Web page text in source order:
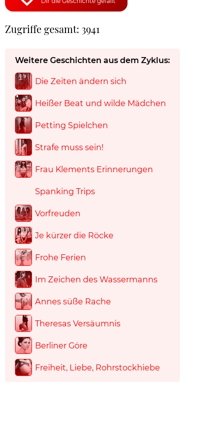
Zugriffe gesamt: 3941
Weitere Geschichten aus dem Zyklus:
Die Zeiten ändern sich
Heißer Beat und wilde Mädchen
Petting Spielchen
Strafe muss sein!
Frau Klements Erinnerungen
Spanking Trips
Vorfreuden
Je kürzer die Röcke
Frohe Ferien
Im Zeichen des Wassermanns
Annes süße Rache
Theresas Versäumnis
Berliner Göre
Freiheit, Liebe, Rohrstockhiebe